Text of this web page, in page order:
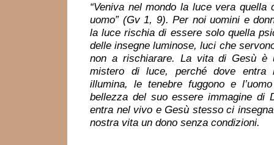
“Veniva nel mondo la luce vera quella
uomo” (Gv 1, 9). Per noi uomini e
la luce rischia di essere solo quella
delle insegne luminose, luci che
non a rischiarare. La vita di Gesù è
mistero di luce, perché dove
illumina, le tenebre fuggono e
bellezza del suo essere immagine di
entra nel vivo e Gesù stesso ci
nostra vita un dono senza